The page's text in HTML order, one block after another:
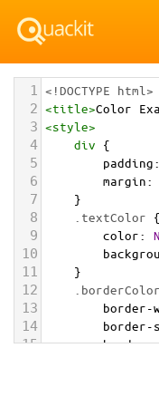
1 <!DOCTYPE html>
2 <title>Color
3 <style>
4 div {
5 padding
6 margin:
7 }
8 .textColor {
9 color:
10
11 }
12 .borderColor
13 border-
14 border-
15 border-